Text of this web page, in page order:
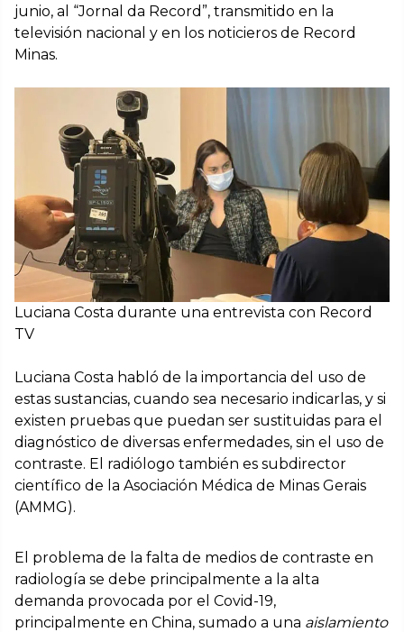
junio, al “Jornal da Record”, transmitido en la
televisión nacional y en los noticieros de Record
Minas.
Luciana Costa durante una entrevista con Record
TV
Luciana Costa habló de la importancia del uso de
estas sustancias, cuando sea necesario indicarlas, y si
existen pruebas que puedan ser sustituidas para el
diagnóstico de diversas enfermedades, sin el uso de
contraste. El radiólogo también es subdirector
científico de la Asociación Médica de Minas Gerais
(AMMG).
El problema de la falta de medios de contraste en
radiología se debe principalmente a la alta
demanda provocada por el Covid-19,
principalmente en China, sumado a una aislamiento